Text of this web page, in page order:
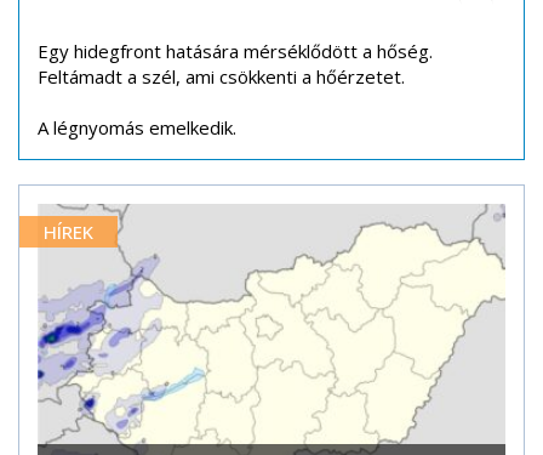
Egy hidegfront hatására mérséklődött a hőség.
Feltámadt a szél, ami csökkenti a hőérzetet.
A légnyomás emelkedik.
HÍREK